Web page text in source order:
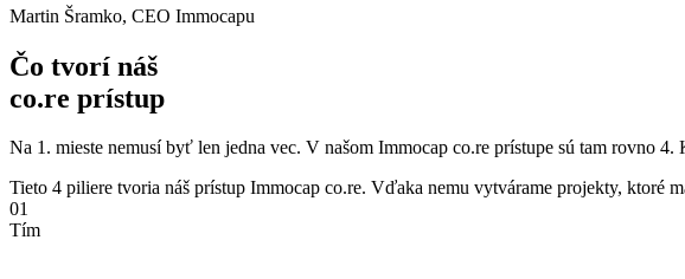
Martin Šramko, CEO Immocapu
Čo tvorí náš
co.re prístup
Na 1. mieste nemusí byť len jedna vec. V našom Immocap co.re prístupe sú tam rovno
Tieto 4 piliere tvoria náš prístup Immocap co.re. Vďaka nemu vytvárame projekty, ktoré
01
Tím